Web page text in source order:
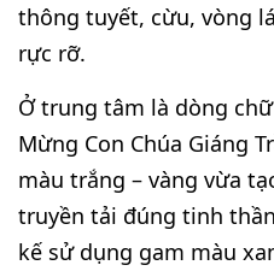
thông tuyết, cừu, vòng
rực rỡ.
Ở trung tâm là dòng
Mừng Con Chúa Giáng
màu trắng – vàng vừa
truyền tải đúng tinh
kế sử dụng gam màu